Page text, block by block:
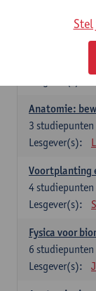
Lesgever(s):
Anatomie:
3 studiepunten
Lesgever(s):
Voortplanting
4studiepunten
Lesgever(s):
Fysica voor
6 studiepunten
Lesgever(s):
Stel